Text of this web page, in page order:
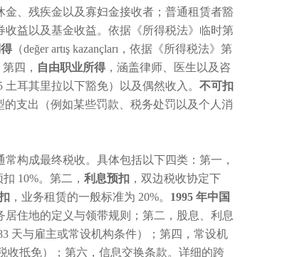
金、残疾金以及寡妇金接收者；普通租赁者豁
收益以及基金收益。依据《所得税法》临时第
（değer artış kazançları，依据《所得税法》第
四， 自由职业所得 ，涵盖律师、医生以及咨
土耳其里拉以下豁免）以及偶然收入。 不可扣
的支出（例如某些罚款、税务处罚以及个人消
构成最终税收。具体包括以下四类：第一，
10%。第二， 利息预扣 ，双边税收协定下
，业务租赁的一般标准为 20%。 1995 年中国
住地的定义与领带规则；第二，股息、利息
天与雇主或常设机构条件）；第四，常设机
收抵免）；第六，信息交换条款。详细的跨